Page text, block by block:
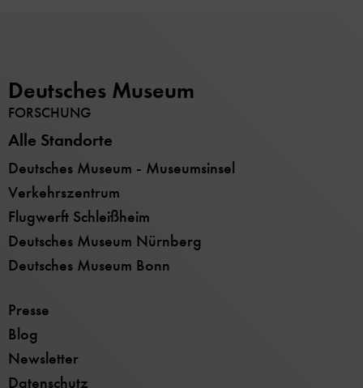
Deutsches Museum
FORSCHUNG
Alle Standorte
Deutsches Museum - Museumsinsel
Verkehrszentrum
Flugwerft Schleißheim
Deutsches Museum Nürnberg
Deutsches Museum Bonn
Presse
Blog
Newsletter
Datenschutz